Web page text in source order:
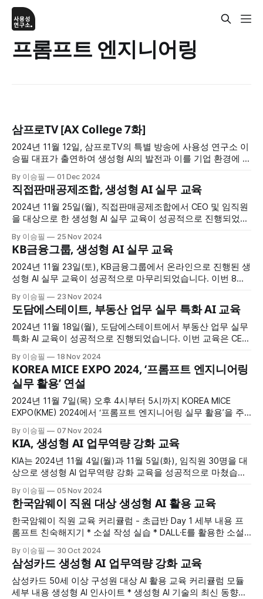
프롬프트 엔지니어링
삼프로TV [AX College 7화]
2024년 11월 12일, 삼프로TV의 특별 방송에 사용성 연구소 이
승필 대표가 출연하여 생성형 AI의 발전과 이를 기업 환경에 도
송에서는 생성형 AI가 업무 효율성을 얼마나 극대화할 수 있는
지, 그리고 조직 내에서의 AI 활용 전략에 대한 구체적인 사례
들이 소개되었습니다. 방송 주요 내용 1. 생성형 AI의
By 이승필 01 Dec 2024
직접판매공제조합, 생성형 AI 실무 교육
2024년 11월 25일(월), 직접판매공제조합에서 CEO 및 임직원
을 대상으로 한 생성형 AI 실무 교육이 성공적으로 진행되었습
보고서 작성 및 업무 자동화의 효율성을 높이는 데 초점을 맞
췄습니다. 참가자들은 AI 기반의 위험점검보고서 자동 작성과
실시간 검색 활용법을 학습하며 업무 혁신의 가능성을 탐구했
습니다. 프로그램
By 이승필 25 Nov 2024
KB금융그룹, 생성형 AI 실무 교육
2024년 11월 23일(토), KB금융그룹에서 온라인으로 진행된 생
성형 AI 실무 교육이 성공적으로 마무리되었습니다. 이번 8시
구성되었으며, 참가자들은 실시간 온라인 강의와 실습을 통해
AI를 활용한 업무 자동화와 데이터 분석 기술을 심도 있게 학습
했습니다. 프로그램 개요 * 일정: 2024년 11월 23일(토) * 시간:
8시간 * 방식: 실시간
By 이승필 23 Nov 2024
도담에스테이트, 부동산 업무 실무 특화 AI 교육
2024년 11월 18일(월), 도담에스테이트에서 부동산 업무 실무
특화 AI 교육이 성공적으로 진행되었습니다. 이번 교육은 CEO
실무에 최적화된 AI 기술 활용법을 배우는 데 초점을 맞추어 약
4시간 동안 집중적으로 진행되었습니다. 참가자들은 사업성
분석, 계약서 검토, 자동화 기술 등 실질적인 부동산 업무 혁신
By 이승필 18 Nov 2024
KOREA MICE EXPO 2024, ‘프롬프트 엔지니어링
실무 활용’ 연설
2024년 11월 7일(목) 오후 4시부터 5시까지 KOREA MICE
EXPO(KME) 2024에서 ‘프롬프트 엔지니어링 실무 활용’을 주
MICE 산업 관계자들이 참석한 가운데, 생성형 AI 기술의 실무
적용 방안을 제시하며 큰 관심을 받았습니다. 연설 개요 • 일
시: 2024년 11월 7일(목) 오후 4:
By 이승필 07 Nov 2024
KIA, 생성형 AI 업무역량 강화 교육
KIA는 2024년 11월 4일(월)과 11월 5일(화), 임직원 30명을 대
상으로 생성형 AI 업무역량 강화 교육을 성공적으로 마쳤습니
하고, 이를 통해 업무 효율성을 극대화할 수 있는 구체적인 역
량을 강화하는 데 초점을 맞췄습니다. 교육은 실무와 밀접하게
연결된 사례를 중심으로 진행되었으며, 참가자들은 생성형
By 이승필 05 Nov 2024
한국암웨이 직원 대상 생성형 AI 활용 교육
한국암웨이 직원 교육 커리큘럼 - 초급반 Day 1 세부 내용 프
롬프트 친숙해지기 * 소설 작성 실습 * DALL·E를 활용한 소설
작성 * 비즈니스 상황에 맞춘 이메일 작성법 Day 2 세부 내용
회의록 요약 * 효율적인 회의 요약 및 보고 방법 세일즈 메시지
작성 * 카카오톡
By 이승필 30 Oct 2024
삼성카드 생성형 AI 업무역량 강화 교육
삼성카드 50세 이상 구성원 대상 AI 활용 교육 커리큘럼 모듈
세부 내용 생성형 AI 인사이트 * 생성형 AI 기술의 최신 동향과